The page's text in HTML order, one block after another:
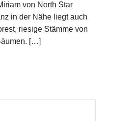
von North Star
in der Nähe liegt auch
riesige Stämme von
[…]